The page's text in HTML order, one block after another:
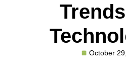
October